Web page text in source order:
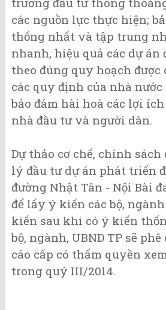
các nguồn lực thực hiện;
thống nhất và tập trung
nhanh, hiệu quả các dự án
theo đúng quy hoạch được
các quy định của nhà
bảo đảm hài hoà các lợi
nhà đầu tư và người dân.
Dự thảo cơ chế, chính
lý đầu tư dự án phát triển
đường Nhật Tân - Nội Bài
để lấy ý kiến các bộ,
kiến sau khi có ý kiến
bộ, ngành, UBND TP sẽ
cáo cấp có thẩm quyền
trong quý III/2014.